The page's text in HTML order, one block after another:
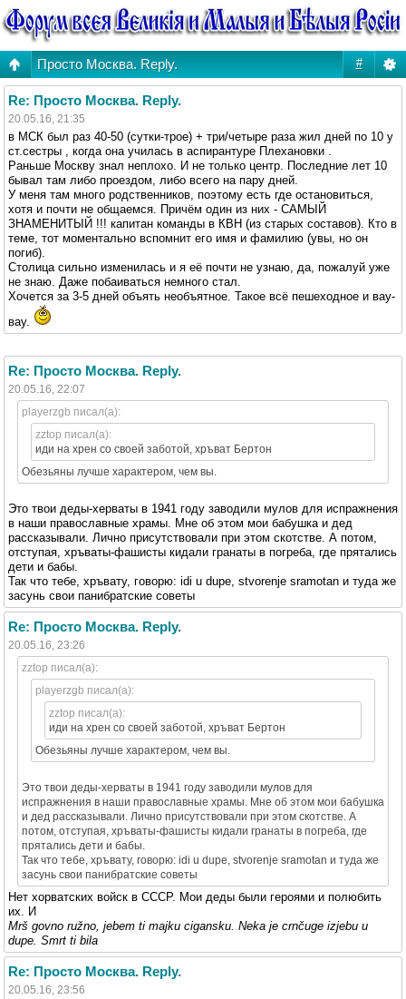
#
Просто Москва. Reply.
Re: Просто Москва. Reply.
20.05.16, 21:35
в МСК был раз 40-50 (сутки-трое) + три/четыре раза жил дней по 10 у
ст.сестры , когда она училась в аспирантуре Плехановки .
Раньше Москву знал неплохо. И не только центр. Последние лет 10
бывал там либо проездом, либо всего на пару дней.
У меня там много родственников, поэтому есть где остановиться,
хотя и почти не общаемся. Причём один из них - САМЫЙ
ЗНАМЕНИТЫЙ !!! капитан команды в КВН (из старых составов). Кто в
теме, тот моментально вспомнит его имя и фамилию (увы, но он
погиб).
Столица сильно изменилась и я её почти не узнаю, да, пожалуй уже
не знаю. Даже побаиваться немного стал.
Хочется за 3-5 дней объять необъятное. Такое всё пешеходное и вау-
вау.
Re: Просто Москва. Reply.
20.05.16, 22:07
playerzgb писал(а):
zztop писал(а):
иди на хрен со своей заботой, хръват Бертон
Обезьяны лучше характером, чем вы.
Это твои деды-херваты в 1941 году заводили мулов для испражнения
в наши православные храмы. Мне об этом мои бабушка и дед
рассказывали. Лично присутствовали при этом скотстве. А потом,
отступая, хръваты-фашисты кидали гранаты в погреба, где прятались
дети и бабы.
Так что тебе, хръвату, говорю: idi u dupe, stvorenje sramotan и туда же
засунь свои панибратские советы
Re: Просто Москва. Reply.
20.05.16, 23:26
zztop писал(а):
playerzgb писал(а):
zztop писал(а):
иди на хрен со своей заботой, хръват Бертон
Обезьяны лучше характером, чем вы.
Это твои деды-херваты в 1941 году заводили мулов для
испражнения в наши православные храмы. Мне об этом мои бабушка
и дед рассказывали. Лично присутствовали при этом скотстве. А
потом, отступая, хръваты-фашисты кидали гранаты в погреба, где
прятались дети и бабы.
Так что тебе, хръвату, говорю: idi u dupe, stvorenje sramotan и туда же
засунь свои панибратские советы
Нет хорватских войск в СССР. Мои деды были героями и полюбить
их. И
Mrš govno ružno, jebem ti majku cigansku. Neka je crnčuge izjebu u
dupe. Smrt ti bila
Re: Просто Москва. Reply.
20.05.16, 23:56